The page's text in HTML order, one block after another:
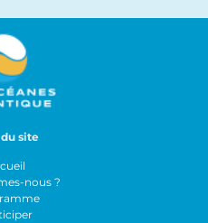
site
nous ?